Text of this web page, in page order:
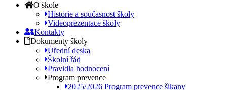
O škole
Historie a současnost školy
Videoprezentace školy
Kontakty
Dokumenty školy
Úřední deska
Školní řád
Pravidla hodnocení
Program prevence
2025/2026 Program prevence šikany